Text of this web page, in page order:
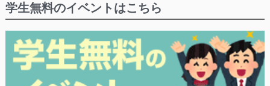
学生無料のイベントはこちら